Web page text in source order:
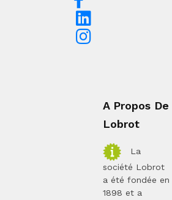
A Propos De
Lobrot
La
société Lobrot
a été fondée en
1898 et a